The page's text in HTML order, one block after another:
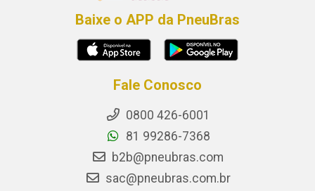
Baixe o APP da PneuBras
Fale Conosco
0800 426-6001
81 99286-7368
b2b@pneubras.com
sac@pneubras.com.br